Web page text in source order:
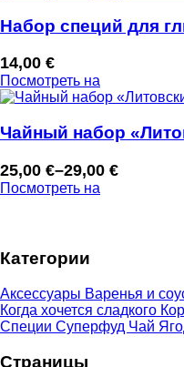
Набор специй для
14,00 €
Посмотреть на
Чайный набор
25,00 €–29,00 €
Диапазон
цен:
29,00 €
Посмотреть на
Категории
Аксессуары Варенья и
Когда хочется сладкого
Специи Суперфуд Чай
Страницы